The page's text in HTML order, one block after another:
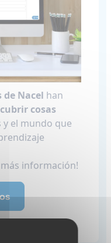
Nacel han
cosas
el mundo que
información!